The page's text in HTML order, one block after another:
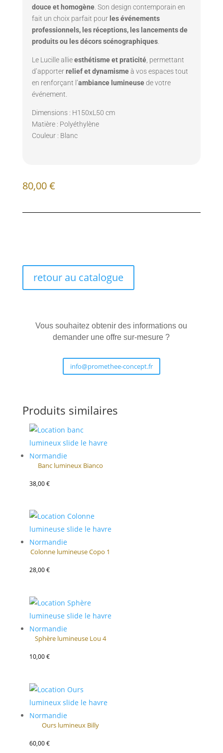
douce et homogène. Son design contemporain en
fait un choix parfait pour les événements
professionnels, les réceptions, les lancements de
produits ou les décors scénographiques.
Le Lucille allieesthétisme et praticité, permettant
d’apporterrelief et dynamismeà vos espaces tout
en renforçant l’ambiance lumineusede votre
événement.
Dimensions : H150xL50 cm
Matière : Polyéthylène
Couleur : Blanc
80,00€
retour au catalogue
Vous souhaitez obtenir des informations ou
demander une offre sur-mesure ?
info@promethee-concept.fr
Produits similaires
Banc lumineux Bianco
38,00€
Colonne lumineuse Copo 1
28,00€
Sphère lumineuse Lou 4
10,00€
Ours lumineux Billy
60,00€